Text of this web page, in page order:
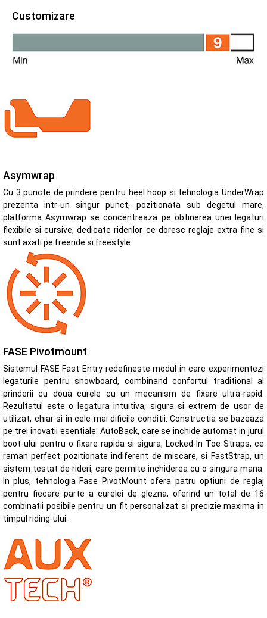
Customizare
Asymwrap
Cu 3 puncte de prindere pentru heel hoop si tehnologia UnderWrap
prezenta intr-un singur punct, pozitionata sub degetul mare,
platforma Asymwrap se concentreaza pe obtinerea unei legaturi
flexibile si cursive, dedicate riderilor ce doresc reglaje extra fine si
sunt axati pe freeride si freestyle.
FASE Pivotmount
Sistemul FASE Fast Entry redefineste modul in care experimentezi
legaturile pentru snowboard, combinand confortul traditional al
prinderii cu doua curele cu un mecanism de fixare ultra-rapid.
Rezultatul este o legatura intuitiva, sigura si extrem de usor de
utilizat, chiar si in cele mai dificile conditii. Constructia se bazeaza
pe trei inovatii esentiale: AutoBack, care se inchide automat in jurul
boot-ului pentru o fixare rapida si sigura, Locked-In Toe Straps, ce
raman perfect pozitionate indiferent de miscare, si FastStrap, un
sistem testat de rideri, care permite inchiderea cu o singura mana.
In plus, tehnologia Fase PivotMount ofera patru optiuni de reglaj
pentru fiecare parte a curelei de glezna, oferind un total de 16
combinatii posibile pentru un fit personalizat si precizie maxima in
timpul riding-ului.